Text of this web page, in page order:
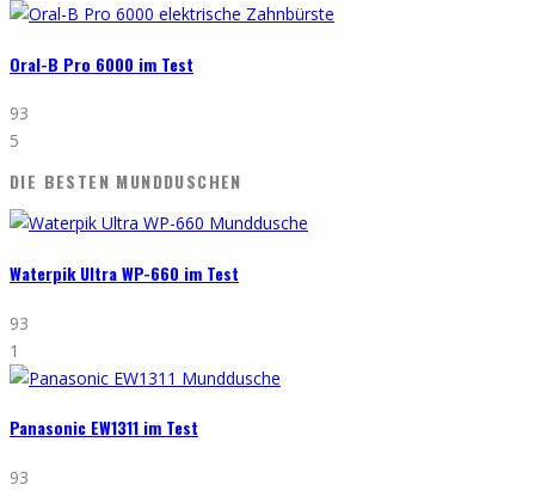
Oral-B Pro 6000 im Test
93
5
DIE BESTEN MUNDDUSCHEN
Waterpik Ultra WP-660 im Test
93
1
Panasonic EW1311 im Test
93